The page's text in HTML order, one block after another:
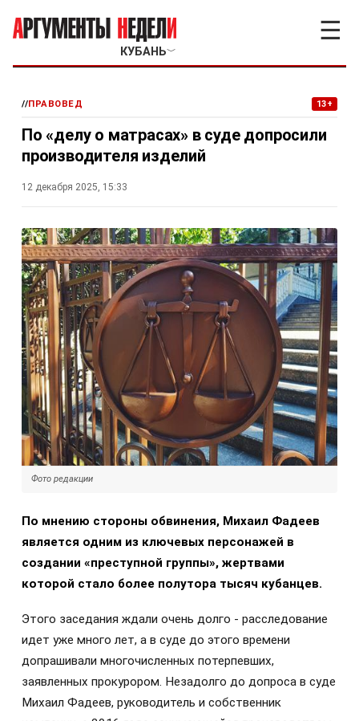
КУБАНЬ﹀
☰
//ПРАВОВЕД 13+
По «делу о матрасах» в суде допросили
производителя изделий
12 декабря 2025, 15:33
Фото редакции
По мнению стороны обвинения, Михаил Фадеев
является одним из ключевых персонажей в
создании «преступной группы», жертвами
которой стало более полутора тысяч кубанцев.
Этого заседания ждали очень долго - расследование
идет уже много лет, а в суде до этого времени
допрашивали многочисленных потерпевших,
заявленных прокурором. Незадолго до допроса в суде
Михаил Фадеев, руководитель и собственник